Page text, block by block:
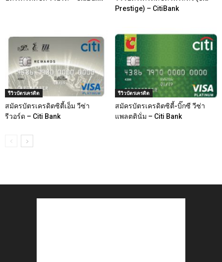
Prestige) – CitiBank
รีวิวบัตรเครดิต
สมัครบัตรเครดิตซิตี้เอ็ม วีซ่า
รีวอร์ด – Citi Bank
รีวิวบัตรเครดิต
สมัครบัตรเครดิตซิตี้-บิ๊กซี วีซ่า
แพลตตินั่ม – Citi Bank